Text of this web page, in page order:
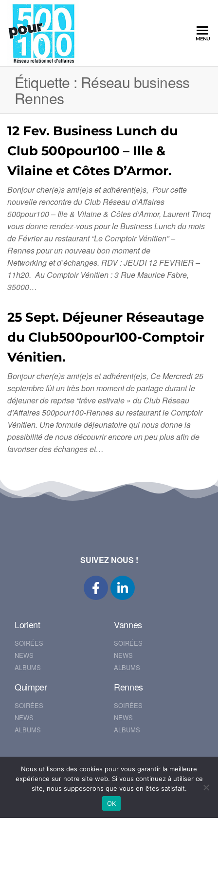
MENU
Étiquette : Réseau business
Rennes
12 Fev. Business Lunch du
Club 500pour100 – Ille &
Vilaine et Côtes D’Armor.
Bonjour cher(e)s ami(e)s et adhérent(e)s, Pour cette
nouvelle rencontre du Club Réseau d’Affaires
500pour100 – Ille & Vilaine & Côtes d’Armor, Laurent Tincq
vous donne rendez-vous pour le Business Lunch du mois
de Février au restaurant “Le Comptoir Vénitien” –
Rennes pour un nouveau bon moment de
Networking et d’échanges. RDV : JEUDI 12 FEVRIER –
11h20. Au Comptoir Vénitien : 3 Rue Maurice Fabre,
35000…
25 Sept. Déjeuner Réseautage
du Club500pour100-Comptoir
Vénitien.
Bonjour cher(e)s ami(e)s et adhérent(e)s, Ce Mercredi 25
septembre fût un très bon moment de partage durant le
déjeuner de reprise “trêve estivale » du Club Réseau
d’Affaires 500pour100-Rennes au restaurant le Comptoir
Vénitien. Une formule déjeunatoire qui nous donne la
possibilité de nous découvrir encore un peu plus afin de
favoriser des échanges et…
SUIVEZ NOUS !
Lorient
SOIRÉES
NEWS
ALBUMS
Vannes
SOIRÉES
NEWS
ALBUMS
Quimper
SOIRÉES
NEWS
ALBUMS
Rennes
SOIRÉES
NEWS
ALBUMS
Nantes
SOIRÉES
SOIRÉES
NEWS
ALBUMS
Nous utilisons des cookies pour vous garantir la meilleure
expérience sur notre site web. Si vous continuez à utiliser ce
site, nous supposerons que vous en êtes satisfait.
OK